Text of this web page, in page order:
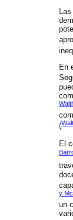
En
(
El
y
un